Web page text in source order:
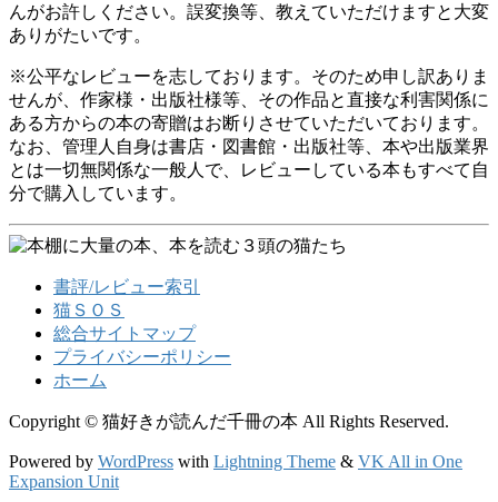
んがお許しください。誤変換等、教えていただけますと大変
ありがたいです。
※公平なレビューを志しております。そのため申し訳ありま
せんが、作家様・出版社様等、その作品と直接な利害関係に
ある方からの本の寄贈はお断りさせていただいております。
なお、管理人自身は書店・図書館・出版社等、本や出版業界
とは一切無関係な一般人で、レビューしている本もすべて自
分で購入しています。
書評/レビュー索引
猫ＳＯＳ
総合サイトマップ
プライバシーポリシー
ホーム
Copyright © 猫好きが読んだ千冊の本 All Rights Reserved.
Powered by WordPress with Lightning Theme & VK All in One
Expansion Unit